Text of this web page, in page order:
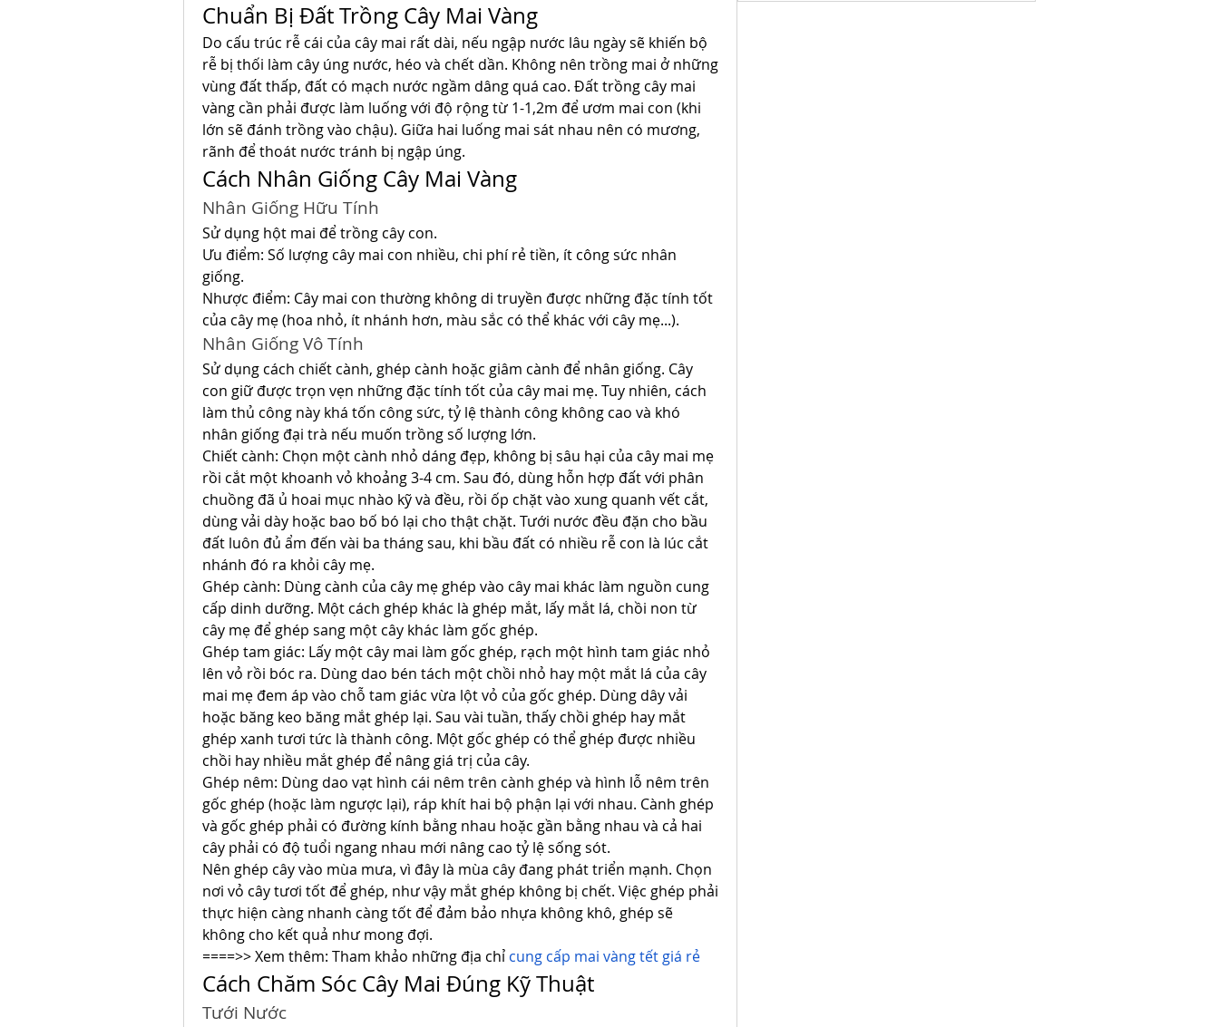
Chuẩn Bị Đất Trồng Cây Mai Vàng
Do cấu trúc rễ cái của cây mai rất dài, nếu ngập nước lâu ngày sẽ khiến bộ
rễ bị thối làm cây úng nước, héo và chết dần. Không nên trồng mai ở những
vùng đất thấp, đất có mạch nước ngầm dâng quá cao. Đất trồng cây mai
vàng cần phải được làm luống với độ rộng từ 1-1,2m để ươm mai con (khi
lớn sẽ đánh trồng vào chậu). Giữa hai luống mai sát nhau nên có mương,
rãnh để thoát nước tránh bị ngập úng.
Cách Nhân Giống Cây Mai Vàng
Nhân Giống Hữu Tính
Sử dụng hột mai để trồng cây con.
Ưu điểm: Số lượng cây mai con nhiều, chi phí rẻ tiền, ít công sức nhân
giống.
Nhược điểm: Cây mai con thường không di truyền được những đặc tính tốt
của cây mẹ (hoa nhỏ, ít nhánh hơn, màu sắc có thể khác với cây mẹ...).
Nhân Giống Vô Tính
Sử dụng cách chiết cành, ghép cành hoặc giâm cành để nhân giống. Cây
con giữ được trọn vẹn những đặc tính tốt của cây mai mẹ. Tuy nhiên, cách
làm thủ công này khá tốn công sức, tỷ lệ thành công không cao và khó
nhân giống đại trà nếu muốn trồng số lượng lớn.
Chiết cành: Chọn một cành nhỏ dáng đẹp, không bị sâu hại của cây mai mẹ
rồi cắt một khoanh vỏ khoảng 3-4 cm. Sau đó, dùng hỗn hợp đất với phân
chuồng đã ủ hoai mục nhào kỹ và đều, rồi ốp chặt vào xung quanh vết cắt,
dùng vải dày hoặc bao bố bó lại cho thật chặt. Tưới nước đều đặn cho bầu
đất luôn đủ ẩm đến vài ba tháng sau, khi bầu đất có nhiều rễ con là lúc cắt
nhánh đó ra khỏi cây mẹ.
Ghép cành: Dùng cành của cây mẹ ghép vào cây mai khác làm nguồn cung
cấp dinh dưỡng. Một cách ghép khác là ghép mắt, lấy mắt lá, chồi non từ
cây mẹ để ghép sang một cây khác làm gốc ghép.
Ghép tam giác: Lấy một cây mai làm gốc ghép, rạch một hình tam giác nhỏ
lên vỏ rồi bóc ra. Dùng dao bén tách một chồi nhỏ hay một mắt lá của cây
mai mẹ đem áp vào chỗ tam giác vừa lột vỏ của gốc ghép. Dùng dây vải
hoặc băng keo băng mắt ghép lại. Sau vài tuần, thấy chồi ghép hay mắt
ghép xanh tươi tức là thành công. Một gốc ghép có thể ghép được nhiều
chồi hay nhiều mắt ghép để nâng giá trị của cây.
Ghép nêm: Dùng dao vạt hình cái nêm trên cành ghép và hình lỗ nêm trên
gốc ghép (hoặc làm ngược lại), ráp khít hai bộ phận lại với nhau. Cành ghép
và gốc ghép phải có đường kính bằng nhau hoặc gần bằng nhau và cả hai
cây phải có độ tuổi ngang nhau mới nâng cao tỷ lệ sống sót.
Nên ghép cây vào mùa mưa, vì đây là mùa cây đang phát triển mạnh. Chọn
nơi vỏ cây tươi tốt để ghép, như vậy mắt ghép không bị chết. Việc ghép phải
thực hiện càng nhanh càng tốt để đảm bảo nhựa không khô, ghép sẽ
không cho kết quả như mong đợi.
====>> Xem thêm: Tham khảo những địa chỉ cung cấp mai vàng tết giá rẻ
Cách Chăm Sóc Cây Mai Đúng Kỹ Thuật
Tưới Nước